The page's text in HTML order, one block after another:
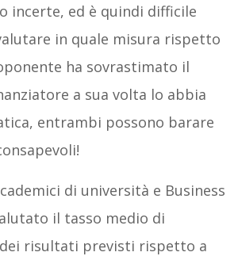
incerte, ed è quindi difficile
in quale misura rispetto
ha sovrastimato il
a sua volta lo abbia
entrambi possono barare
di università e Business
il tasso medio di
dei risultati previsti rispetto a